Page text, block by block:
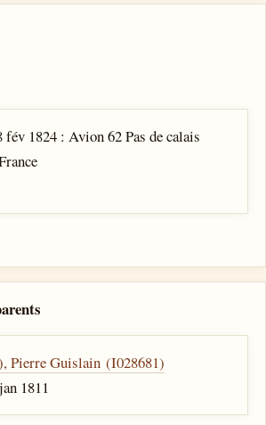
fév 1824 : Avion 62 Pas de calais
Pierre Guislain (I028681)
1811